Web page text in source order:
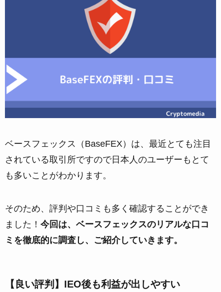
ベースフェックス（BaseFEX）は、最近とても注目
されている取引所ですので日本人のユーザーもとて
も多いことがわかります。
そのため、評判や口コミも多く確認することができ
ました！ 今回は、ベースフェックスのリアルな口コ
ミを徹底的に調査し、ご紹介していきます。
【良い評判】IEO後も利益が出しやすい